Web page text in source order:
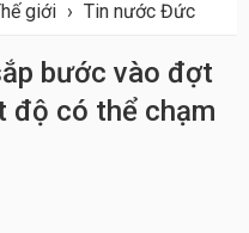
giới › Tin nước Đức
bước vào đợt
độ có thể chạm